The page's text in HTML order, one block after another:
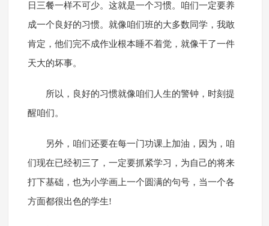
日三餐一样不可少。这就是一个习惯。咱们一定要养
成一个良好的习惯。就像咱们班的大多数同学，我敢
肯定，他们完不成作业根本睡不着觉，就像干了一件
天大的坏事。
所以，良好的习惯就像咱们人生的警钟，时刻提
醒咱们。
另外，咱们还要在每一门功课上加油，因为，咱
们现在已经初三了，一定要抓紧学习，为自己的将来
打下基础，也为小学画上一个圆满的句号，当一个各
方面都很出色的学生!